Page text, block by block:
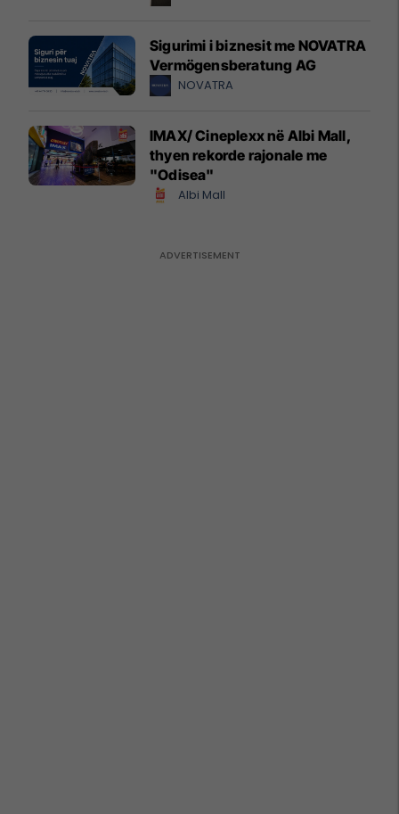
Sigurimi i biznesit me NOVATRA
Vermögensberatung AG
NOVATRA
IMAX/ Cineplexx në Albi Mall,
thyen rekorde rajonale me
"Odisea"
Albi Mall